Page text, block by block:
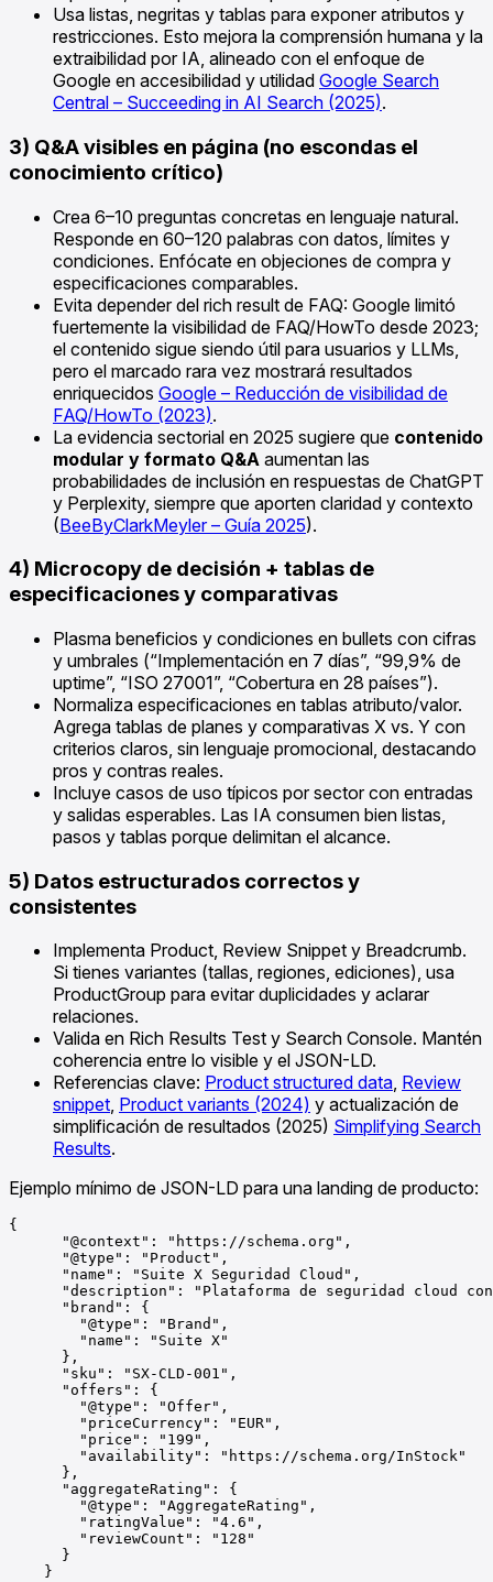
Usa listas, negritas y tablas para exponer atributos y
restricciones. Esto mejora la comprensión humana y la
extraibilidad por IA, alineado con el enfoque de
Google en accesibilidad y utilidad Google Search
Central – Succeeding in AI Search (2025).
3) Q&A visibles en página (no escondas el
conocimiento crítico)
Crea 6–10 preguntas concretas en lenguaje natural.
Responde en 60–120 palabras con datos, límites y
condiciones. Enfócate en objeciones de compra y
especificaciones comparables.
Evita depender del rich result de FAQ: Google limitó
fuertemente la visibilidad de FAQ/HowTo desde 2023;
el contenido sigue siendo útil para usuarios y LLMs,
pero el marcado rara vez mostrará resultados
enriquecidos Google – Reducción de visibilidad de
FAQ/HowTo (2023).
La evidencia sectorial en 2025 sugiere que contenido
modular y formato Q&A aumentan las
probabilidades de inclusión en respuestas de ChatGPT
y Perplexity, siempre que aporten claridad y contexto
(BeeByClarkMeyler – Guía 2025).
4) Microcopy de decisión + tablas de
especificaciones y comparativas
Plasma beneficios y condiciones en bullets con cifras
y umbrales (“Implementación en 7 días”, “99,9% de
uptime”, “ISO 27001”, “Cobertura en 28 países”).
Normaliza especificaciones en tablas atributo/valor.
Agrega tablas de planes y comparativas X vs. Y con
criterios claros, sin lenguaje promocional, destacando
pros y contras reales.
Incluye casos de uso típicos por sector con entradas
y salidas esperables. Las IA consumen bien listas,
pasos y tablas porque delimitan el alcance.
5) Datos estructurados correctos y
consistentes
Implementa Product, Review Snippet y Breadcrumb.
Si tienes variantes (tallas, regiones, ediciones), usa
ProductGroup para evitar duplicidades y aclarar
relaciones.
Valida en Rich Results Test y Search Console. Mantén
coherencia entre lo visible y el JSON-LD.
Referencias clave: Product structured data, Review
snippet, Product variants (2024) y actualización de
simplificación de resultados (2025) Simplifying Search
Results.
Ejemplo mínimo de JSON-LD para una landing de producto:
{
      "@context": "https://schema.org",
      "@type": "Product",
      "name": "Suite X Seguridad Cloud",
"description": "Plataforma de seguridad cloud
      "brand": {
        "@type": "Brand",
        "name": "Suite X"
      },
      "sku": "SX-CLD-001",
      "offers": {
        "@type": "Offer",
        "priceCurrency": "EUR",
        "price": "199",
        "availability": "https://schema.org/InStock"
      },
      "aggregateRating": {
        "@type": "AggregateRating",
        "ratingValue": "4.6",
        "reviewCount": "128"
      }
    }